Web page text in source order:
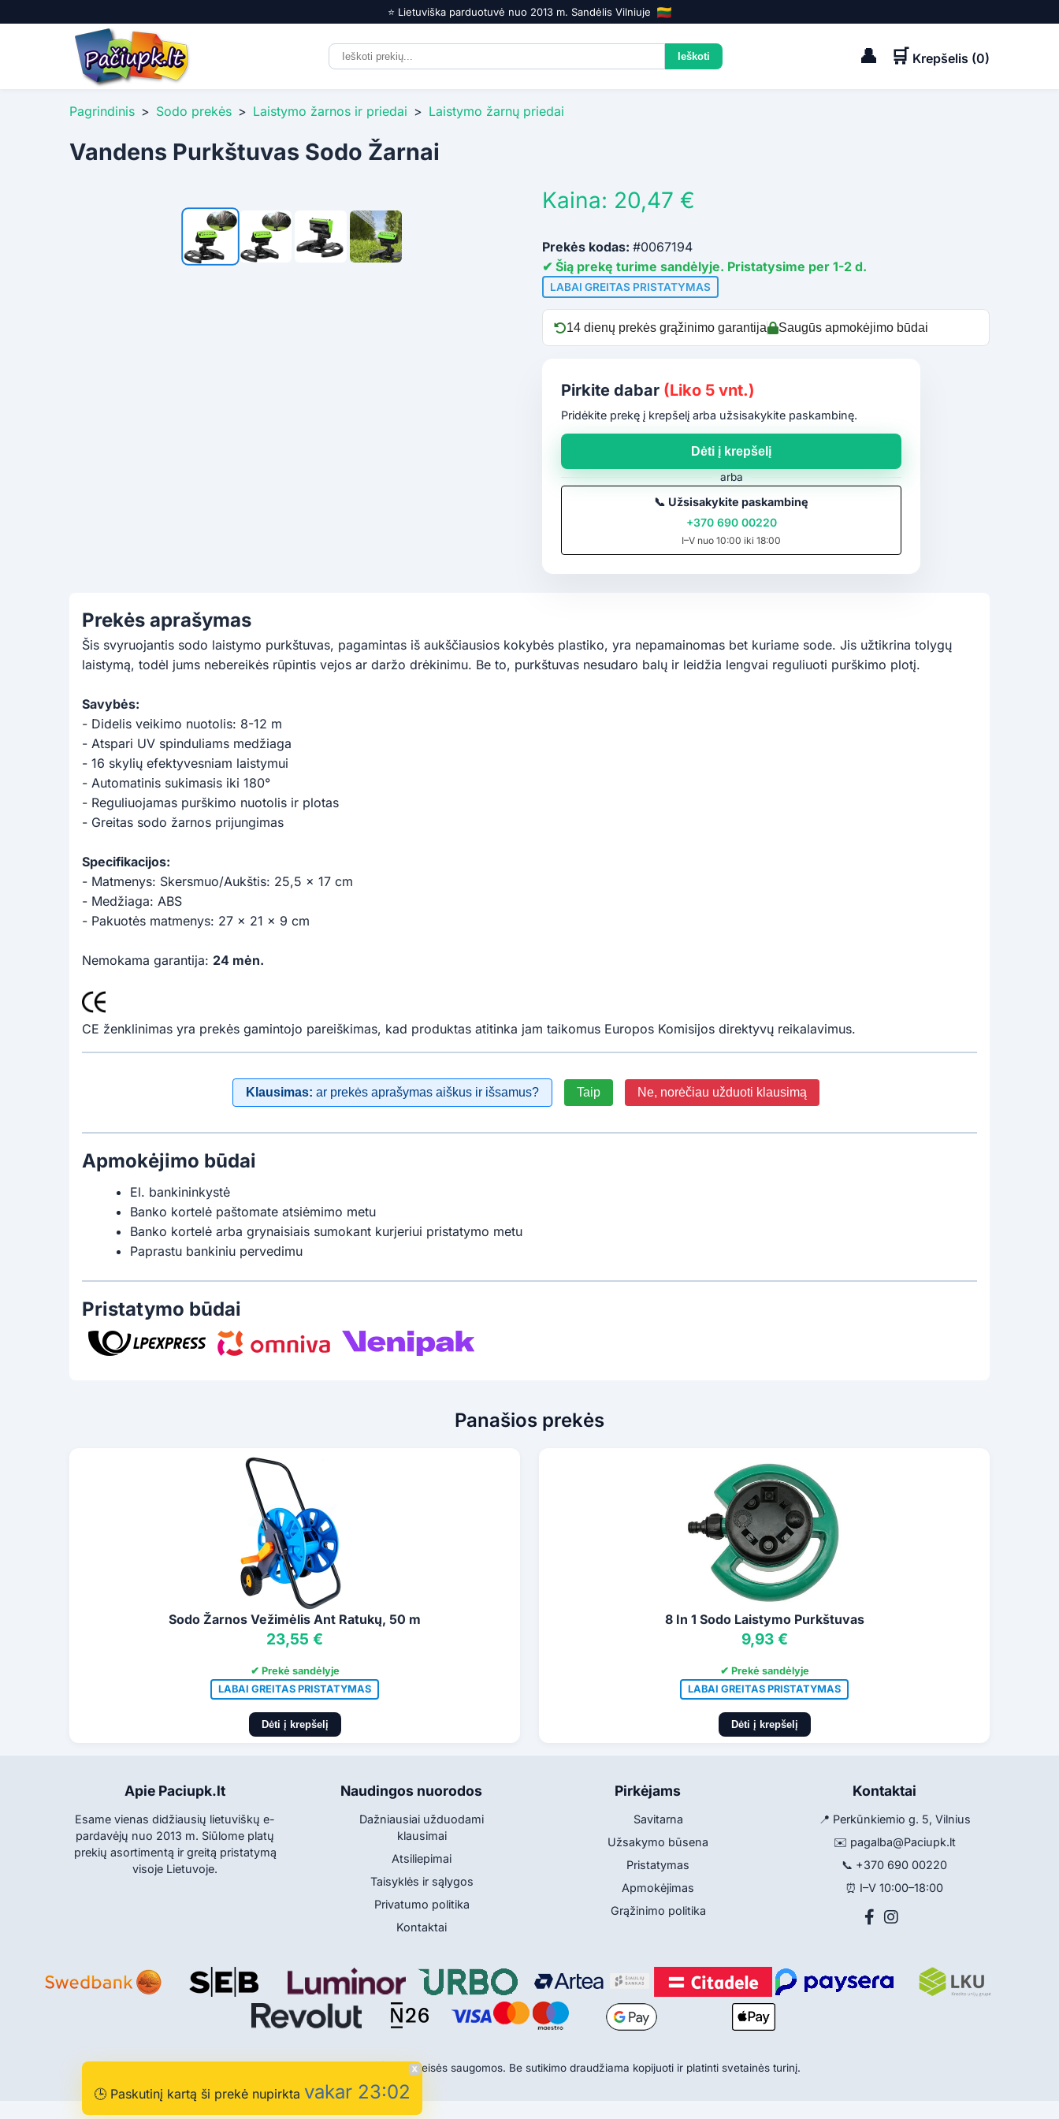
⭐️ Lietuviška parduotuvė nuo 2013 m. Sandėlis Vilniuje
👤 🛒 Krepšelis (0)
Pagrindinis > Sodo prekės > Laistymo žarnos ir priedai > Laistymo žarnų priedai
🕒 Paskutinį kartą ši prekė nupirkta vakar 23:02
Vandens Purkštuvas Sodo Žarnai
Kaina: 20,47 €
Prekės kodas: #0067194
✔ Šią prekę turime sandėlyje. Pristatysime per 1-2 d.
LABAI GREITAS PRISTATYMAS
14 dienų prekės grąžinimo garantija Saugūs apmokėjimo būdai
Pirkite dabar (Liko 5 vnt.)
Pridėkite prekę į krepšelį arba užsisakykite paskambinę.
Dėti į krepšelį
arba
📞 Užsisakykite paskambinę
+370 690 00220
I–V nuo 10:00 iki 18:00
Prekės aprašymas
Šis svyruojantis sodo laistymo purkštuvas, pagamintas iš aukščiausios kokybės plastiko, yra nepamainomas bet kuriame sode. Jis užtikrina tolygų
laistymą, todėl jums nebereikės rūpintis vejos ar daržo drėkinimu. Be to, purkštuvas nesudaro balų ir leidžia lengvai reguliuoti purškimo plotį.
Savybės:
- Didelis veikimo nuotolis: 8-12 m
- Atspari UV spinduliams medžiaga
- 16 skylių efektyvesniam laistymui
- Automatinis sukimasis iki 180°
- Reguliuojamas purškimo nuotolis ir plotas
- Greitas sodo žarnos prijungimas
Specifikacijos:
- Matmenys: Skersmuo/Aukštis: 25,5 x 17 cm
- Medžiaga: ABS
- Pakuotės matmenys: 27 x 21 x 9 cm
Nemokama garantija: 24 mėn.
CE ženklinimas yra prekės gamintojo pareiškimas, kad produktas atitinka jam taikomus Europos Komisijos direktyvų reikalavimus.
Klausimas: ar prekės aprašymas aiškus ir išsamus? Taip Ne, norėčiau užduoti klausimą
Apmokėjimo būdai
El. bankininkystė
Banko kortelė paštomate atsiėmimo metu
Banko kortelė arba grynaisiais sumokant kurjeriui pristatymo metu
Paprastu bankiniu pervedimu
Pristatymo būdai
Panašios prekės
Sodo Žarnos Vežimėlis Ant Ratukų, 50 m
23,55 €
✔ Prekė sandėlyje
LABAI GREITAS PRISTATYMAS
Dėti į krepšelį
8 In 1 Sodo Laistymo Purkštuvas
9,93 €
✔ Prekė sandėlyje
LABAI GREITAS PRISTATYMAS
Dėti į krepšelį
Apie Paciupk.lt
Esame vienas didžiausių lietuviškų e-
pardavėjų nuo 2013 m. Siūlome platų
prekių asortimentą ir greitą pristatymą
visoje Lietuvoje.
Naudingos nuorodos
Dažniausiai užduodami
klausimai
Atsiliepimai
Taisyklės ir sąlygos
Privatumo politika
Kontaktai
Pirkėjams
Savitarna
Užsakymo būsena
Pristatymas
Apmokėjimas
Grąžinimo politika
Kontaktai
📍 Perkūnkiemio g. 5, Vilnius
✉️ pagalba@Paciupk.lt
📞 +370 690 00220
⏰ I–V 10:00–18:00
© 2013-2026 Paciupk.lt | Visos teisės saugomos. Be sutikimo draudžiama kopijuoti ir platinti svetainės turinį.